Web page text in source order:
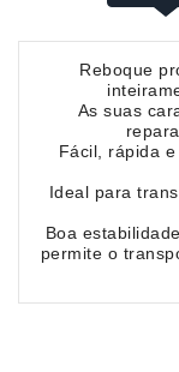
Reboque
As suas
Fácil, rápida
Ideal para
Boa
permite o